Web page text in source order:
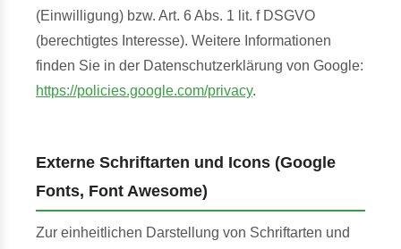
(Einwilligung) bzw. Art. 6 Abs. 1 lit. f DSGVO
(berechtigtes Interesse). Weitere Informationen
finden Sie in der Datenschutzerklärung von Google:
https://policies.google.com/privacy.
Externe Schriftarten und Icons (Google
Fonts, Font Awesome)
Zur einheitlichen Darstellung von Schriftarten und